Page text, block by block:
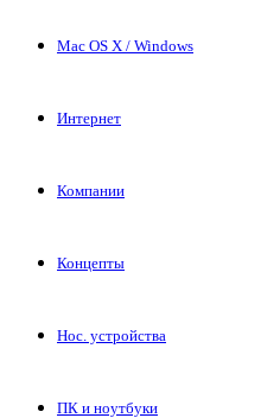
Mac OS X / Windows
Интернет
Компании
Концепты
Нос. устройства
ПК и ноутбуки